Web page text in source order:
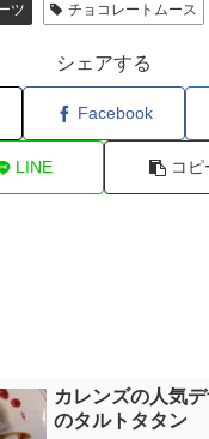
ツ チョコレートムース
シェアする
Facebook
LINE コピ
カレンズの人気
のタルトタタン